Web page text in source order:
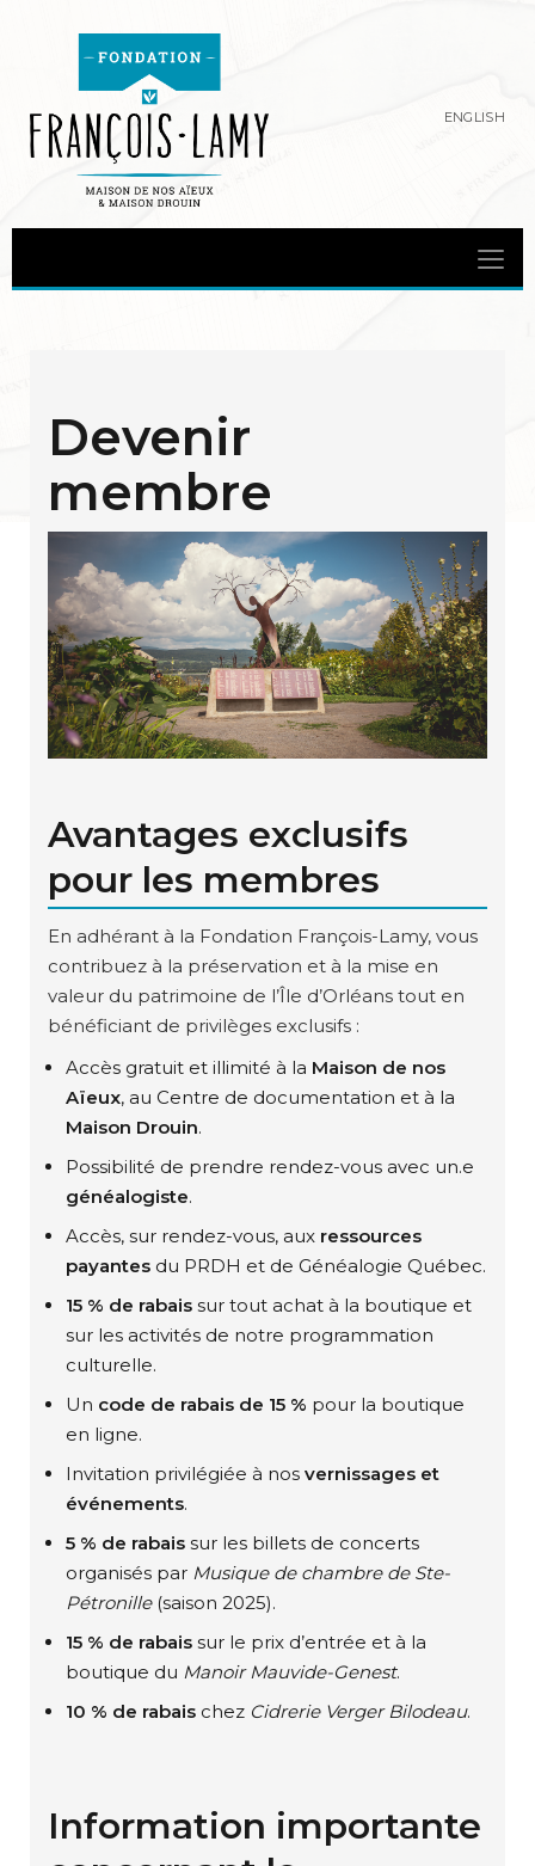
ENGLISH
Devenir
membre
Avantages exclusifs
pour les membres
En adhérant à la Fondation François-Lamy, vous
contribuez à la préservation et à la mise en
valeur du patrimoine de l’Île d’Orléans tout en
bénéficiant de privilèges exclusifs :
Accès gratuit et illimité à la Maison de nos
Aïeux, au Centre de documentation et à la
Maison Drouin.
Possibilité de prendre rendez-vous avec un.e
généalogiste.
Accès, sur rendez-vous, aux ressources
payantes du PRDH et de Généalogie Québec.
15 % de rabais sur tout achat à la boutique et
sur les activités de notre programmation
culturelle.
Un code de rabais de 15 % pour la boutique
en ligne.
Invitation privilégiée à nos vernissages et
événements.
5 % de rabais sur les billets de concerts
organisés par Musique de chambre de Ste-
Pétronille(saison 2025).
15 % de rabais sur le prix d’entrée et à la
boutique du Manoir Mauvide-Genest.
10 % de rabais chez Cidrerie Verger Bilodeau.
Information importante